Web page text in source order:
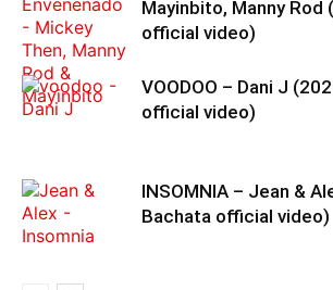
Mayinbito, Manny
official video)
VOODOO – Dani J
official video)
INSOMNIA – Jean &
Bachata official video)